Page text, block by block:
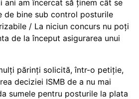
ani am încercat să ținem cât se
de bine sub control posturile
/ La niciun concurs nu poți
de la început asigurarea unui
părinți solicită, într-o petiție,
deciziei ISMB de a nu mai
sumele pentru posturile la plata